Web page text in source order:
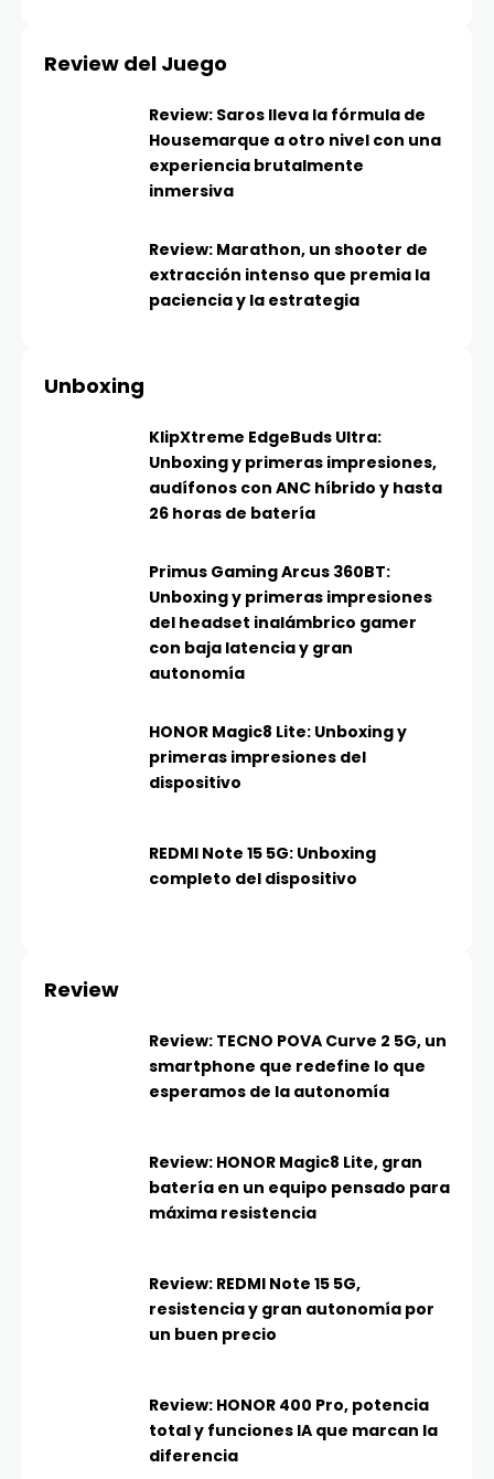
Review del Juego
Review: Saros lleva la fórmula de
Housemarque a otro nivel con una
experiencia brutalmente
inmersiva
Review: Marathon, un shooter de
extracción intenso que premia la
paciencia y la estrategia
Unboxing
KlipXtreme EdgeBuds Ultra:
Unboxing y primeras impresiones,
audífonos con ANC híbrido y hasta
26 horas de batería
Primus Gaming Arcus 360BT:
Unboxing y primeras impresiones
del headset inalámbrico gamer
con baja latencia y gran
autonomía
HONOR Magic8 Lite: Unboxing y
primeras impresiones del
dispositivo
REDMI Note 15 5G: Unboxing
completo del dispositivo
Review
Review: TECNO POVA Curve 2 5G, un
smartphone que redefine lo que
esperamos de la autonomía
Review: HONOR Magic8 Lite, gran
batería en un equipo pensado para
máxima resistencia
Review: REDMI Note 15 5G,
resistencia y gran autonomía por
un buen precio
Review: HONOR 400 Pro, potencia
total y funciones IA que marcan la
diferencia